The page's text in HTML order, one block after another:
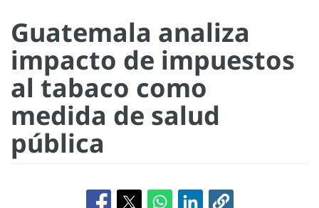
Guatemala analiza
impacto de impuestos
al tabaco como
medida de salud
pública